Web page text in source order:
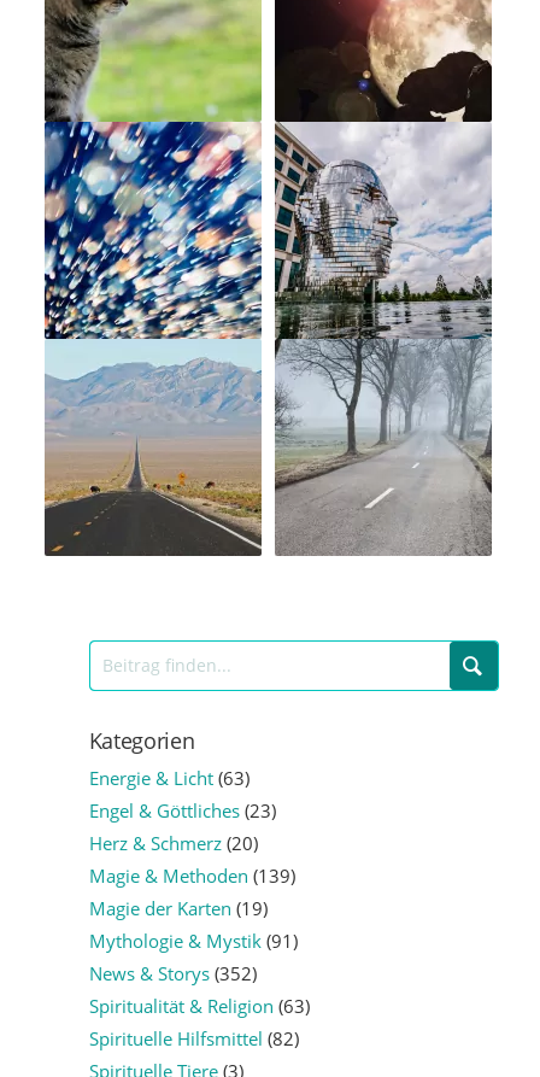
Kategorien
Energie & Licht(63)
Engel & Göttliches(23)
Herz & Schmerz(20)
Magie & Methoden (139)
Magie der Karten (19)
Mythologie & Mystik(91)
News & Storys(352)
Spiritualität & Religion (63)
Spirituelle Hilfsmittel (82)
Spirituelle Tiere(3)